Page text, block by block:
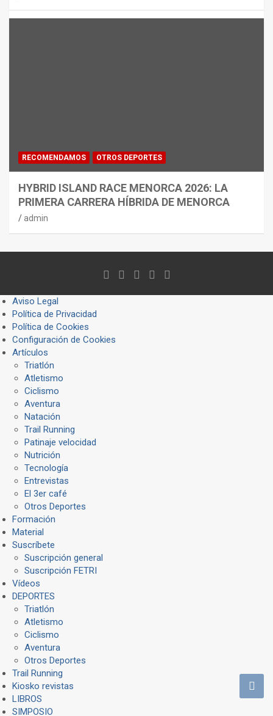
RECOMENDAMOS OTROS DEPORTES
HYBRID ISLAND RACE MENORCA 2026: LA
PRIMERA CARRERA HÍBRIDA DE MENORCA
admin
Aviso Legal
Política de Privacidad
Política de Cookies
Configuración de Cookies
Artículos
Triatlón
Atletismo
Ciclismo
Aventura
Natación
Trail Running
Patinaje velocidad
Nutrición
Tecnología
Entrevistas
El 3er café
Otros Deportes
Formación
Material
Suscríbete
Suscripción general
Suscripción FETRI
Vídeos
DEPORTES
Triatlón
Atletismo
Ciclismo
Aventura
Otros Deportes
Trail Running
Kiosko revistas
LIBROS
SIMPOSIO